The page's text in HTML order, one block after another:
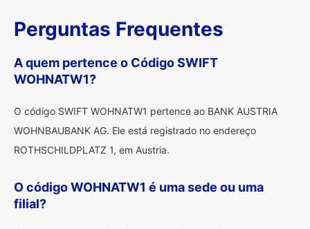
Perguntas Frequentes
A quem pertence o Código SWIFT
WOHNATW1?
O código SWIFT WOHNATW1 pertence ao BANK AUSTRIA
WOHNBAUBANK AG. Ele está registrado no endereço
ROTHSCHILDPLATZ 1, em Austria.
O código WOHNATW1 é uma sede ou uma
filial?